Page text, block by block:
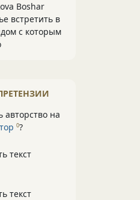
Boshar
встретить в
с которым
авторство на
0?
текст
текст